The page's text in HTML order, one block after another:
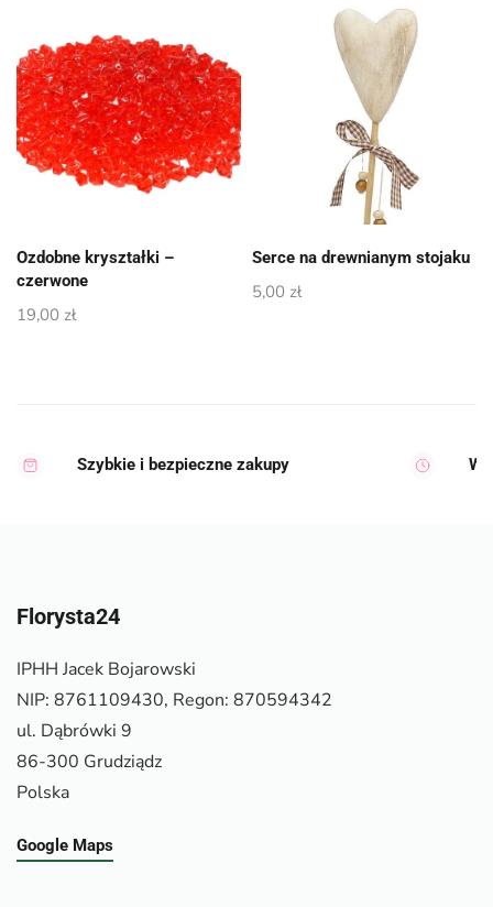
Ozdobne kryształki –
czerwone
19,00 zł
Serce na drewnianym stojaku
5,00 zł
Szybkie i bezpieczne zakupy
Florysta24
IPHH Jacek Bojarowski
NIP: 8761109430, Regon: 870594342
ul. Dąbrówki 9
86-300 Grudziądz
Polska
Google Maps